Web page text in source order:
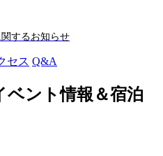
するお知らせ
セス Q&A
ベント情報＆宿泊